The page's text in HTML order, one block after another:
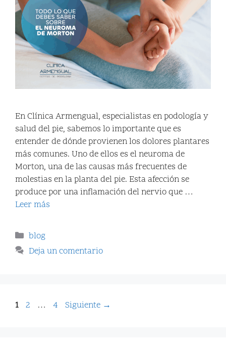
En Clínica Armengual, especialistas en podología y
salud del pie, sabemos lo importante que es
entender de dónde provienen los dolores plantares
más comunes. Uno de ellos es el neuroma de
Morton, una de las causas más frecuentes de
molestias en la planta del pie. Esta afección se
produce por una inflamación del nervio que …
Leer más
blog
Deja un comentario
1 2 … 4 Siguiente →